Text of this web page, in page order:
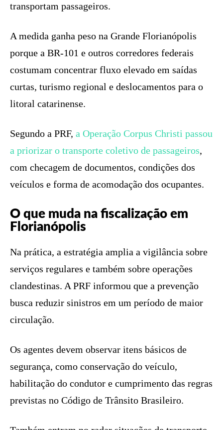
transportam passageiros.
A medida ganha peso na Grande Florianópolis
porque a BR-101 e outros corredores federais
costumam concentrar fluxo elevado em saídas
curtas, turismo regional e deslocamentos para o
litoral catarinense.
Segundo a PRF, a Operação Corpus Christi passou
a priorizar o transporte coletivo de passageiros,
com checagem de documentos, condições dos
veículos e forma de acomodação dos ocupantes.
O que muda na fiscalização em
Florianópolis
Na prática, a estratégia amplia a vigilância sobre
serviços regulares e também sobre operações
clandestinas. A PRF informou que a prevenção
busca reduzir sinistros em um período de maior
circulação.
Os agentes devem observar itens básicos de
segurança, como conservação do veículo,
habilitação do condutor e cumprimento das regras
previstas no Código de Trânsito Brasileiro.